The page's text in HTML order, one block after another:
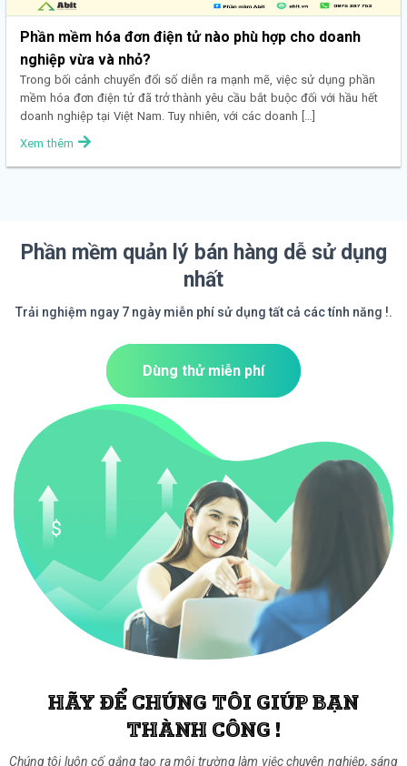
Phần mềm hóa đơn điện tử nào phù hợp cho doanh
nghiệp vừa và nhỏ?
Trong bối cảnh chuyển đổi số diễn ra mạnh mẽ, việc sử dụng phần
mềm hóa đơn điện tử đã trở thành yêu cầu bắt buộc đối với hầu hết
doanh nghiệp tại Việt Nam. Tuy nhiên, với các doanh […]
Xem thêm
Phần mềm quản lý bán hàng dễ sử dụng
nhất
Trải nghiệm ngay 7 ngày miễn phí sử dụng tất cả các tính năng !.
Dùng thử miễn phí
HÃY ĐỂ CHÚNG TÔI GIÚP BẠN
THÀNH CÔNG !
Chúng tôi luôn cố gắng tạo ra môi trường làm việc chuyên nghiệp, sáng